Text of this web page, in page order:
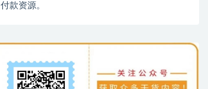
付款资源。